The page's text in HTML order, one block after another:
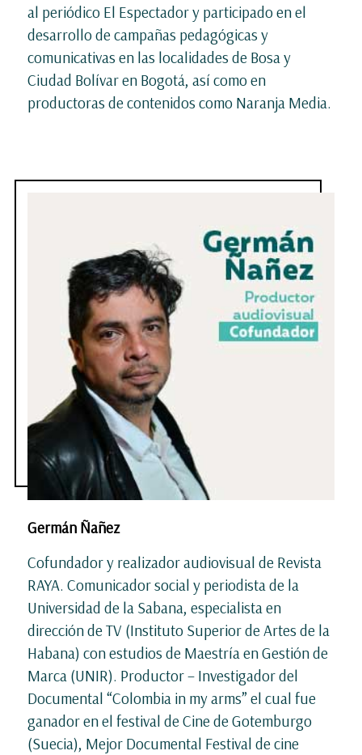
al periódico El Espectador y participado en el
desarrollo de campañas pedagógicas y
comunicativas en las localidades de Bosa y
Ciudad Bolívar en Bogotá, así como en
productoras de contenidos como Naranja Media.
Germán Ñañez
Cofundador y realizador audiovisual de Revista
RAYA. Comunicador social y periodista de la
Universidad de la Sabana, especialista en
dirección de TV (Instituto Superior de Artes de la
Habana) con estudios de Maestría en Gestión de
Marca (UNIR). Productor – Investigador del
Documental “Colombia in my arms” el cual fue
ganador en el festival de Cine de Gotemburgo
(Suecia), Mejor Documental Festival de cine